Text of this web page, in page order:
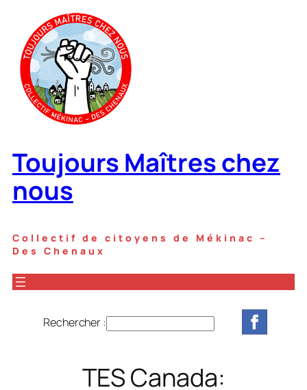
contenu
Toujours Maîtres chez
nous
Collectif de citoyens de Mékinac –
Des Chenaux
Rechercher :
h
TES Canada: